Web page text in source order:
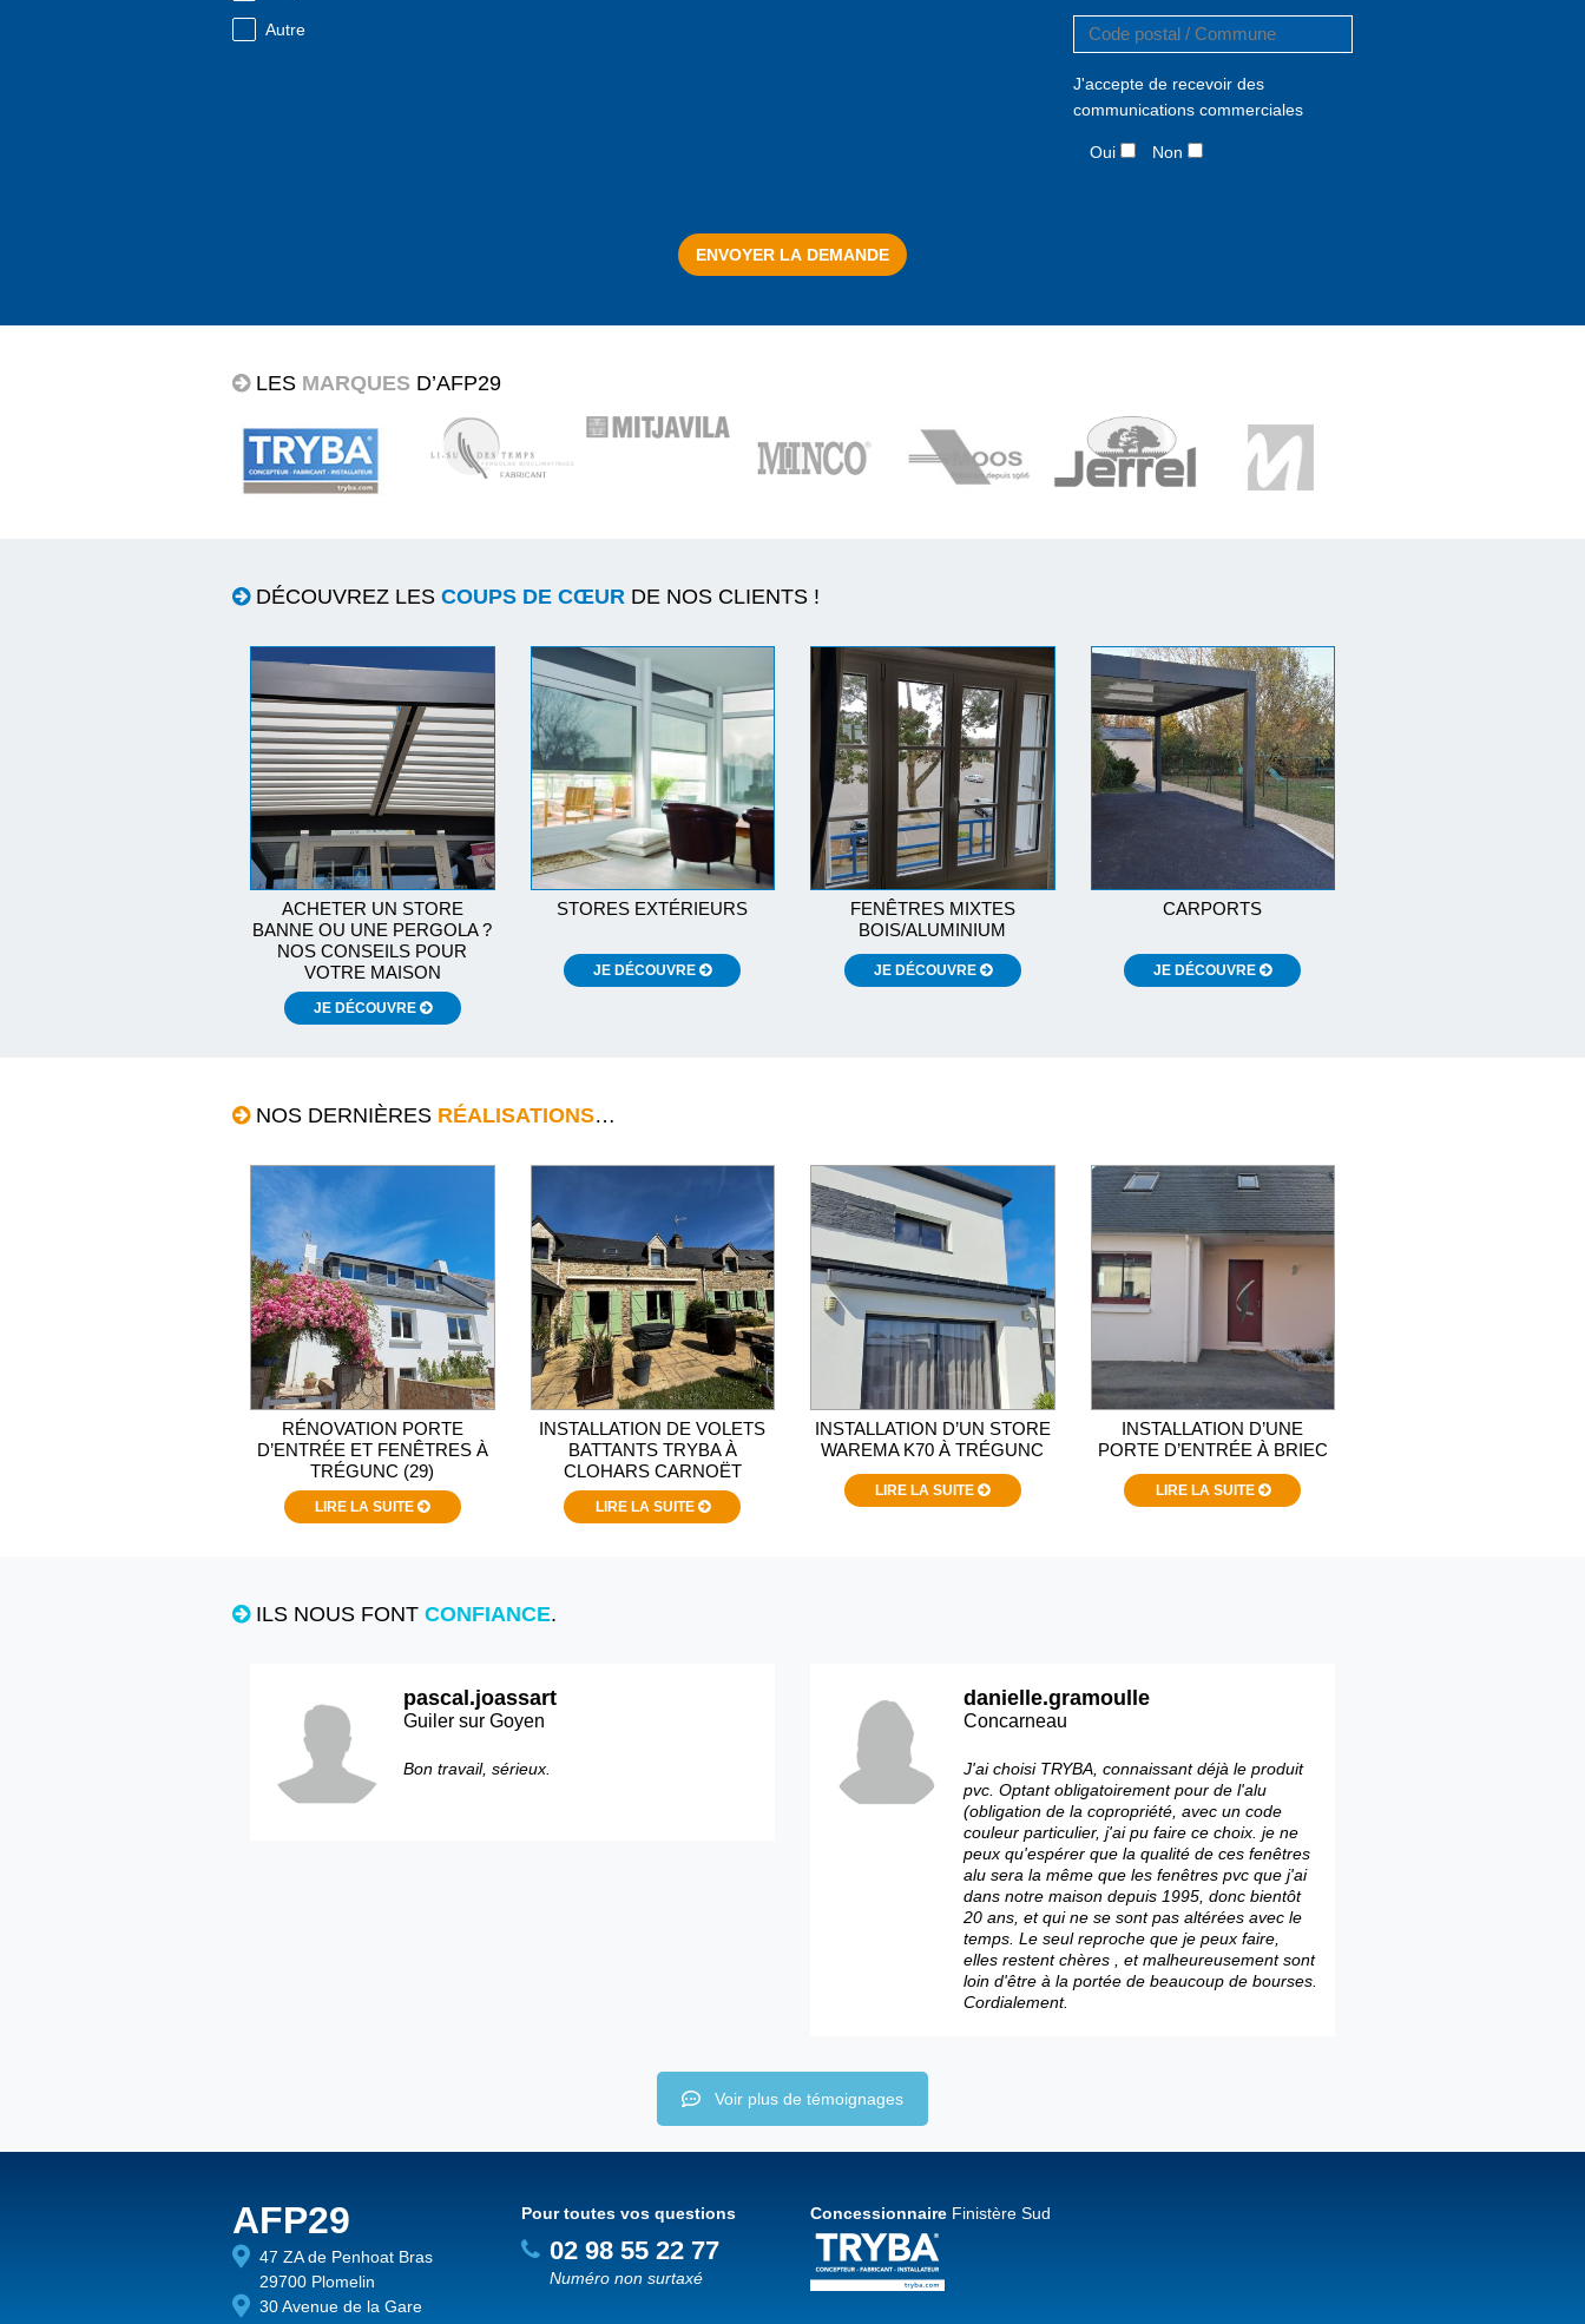
Autre
J'accepte de recevoir des
communications commerciales
Oui Non
LES MARQUES D’AFP29
DÉCOUVREZ LES COUPS DE CŒUR DE NOS CLIENTS !
ACHETER UN STORE
BANNE OU UNE PERGOLA ?
NOS CONSEILS POUR
VOTRE MAISON
JE DÉCOUVRE
STORES EXTÉRIEURS
JE DÉCOUVRE
FENÊTRES MIXTES
BOIS/ALUMINIUM
JE DÉCOUVRE
CARPORTS
JE DÉCOUVRE
NOS DERNIÈRES RÉALISATIONS…
RÉNOVATION PORTE
D’ENTRÉE ET FENÊTRES À
TRÉGUNC (29)
LIRE LA SUITE
INSTALLATION DE VOLETS
BATTANTS TRYBA À
CLOHARS CARNOËT
LIRE LA SUITE
INSTALLATION D’UN STORE
WAREMA K70 À TRÉGUNC
LIRE LA SUITE
INSTALLATION D’UNE
PORTE D’ENTRÉE À BRIEC
LIRE LA SUITE
ILS NOUS FONT CONFIANCE.
pascal.joassart
Guiler sur Goyen
Bon travail, sérieux.
danielle.gramoulle
Concarneau
J'ai choisi TRYBA, connaissant déjà le produit
pvc. Optant obligatoirement pour de l'alu
(obligation de la copropriété, avec un code
couleur particulier, j'ai pu faire ce choix. je ne
peux qu'espérer que la qualité de ces fenêtres
alu sera la même que les fenêtres pvc que j'ai
dans notre maison depuis 1995, donc bientôt
20 ans, et qui ne se sont pas altérées avec le
temps. Le seul reproche que je peux faire,
elles restent chères , et malheureusement sont
loin d'être à la portée de beaucoup de bourses.
Cordialement.
Voir plus de témoignages
AFP29
47 ZA de Penhoat Bras
29700 Plomelin
30 Avenue de la Gare
Pour toutes vos questions
02 98 55 22 77
Numéro non surtaxé
Concessionnaire Finistère Sud